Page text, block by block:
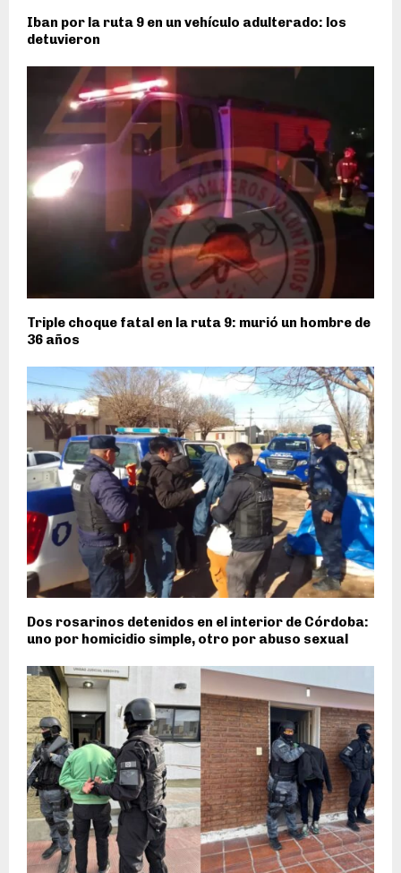
Iban por la ruta 9 en un vehículo adulterado: los
detuvieron
Triple choque fatal en la ruta 9: murió un hombre de
36 años
Dos rosarinos detenidos en el interior de Córdoba:
uno por homicidio simple, otro por abuso sexual